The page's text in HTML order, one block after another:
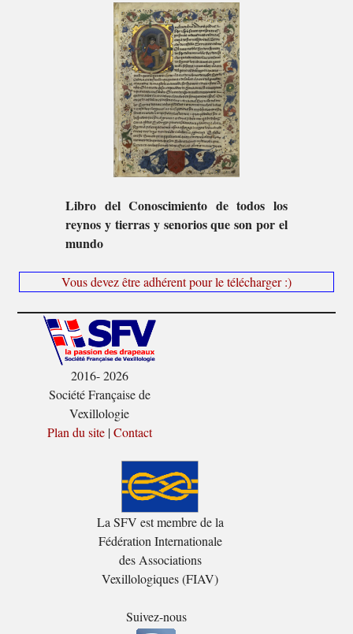
Libro del Conoscimiento de todos los
reynos y tierras y senorios que son por el
mundo
Vous devez être adhérent pour le télécharger :)
2016- 2026
Société Française de
Vexillologie
Plan du site|Contact
La SFV est membre de la
Fédération Internationale
des Associations
Vexillologiques (FIAV)
Suivez-nous